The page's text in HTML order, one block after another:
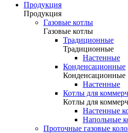
Продукция
Продукция
Газовые котлы
Газовые котлы
Традиционные
Традиционные
Настенные
Конденсационные
Конденсационные
Настенные
Котлы для
Котлы для
Настенные
Напольные
Проточные газовые